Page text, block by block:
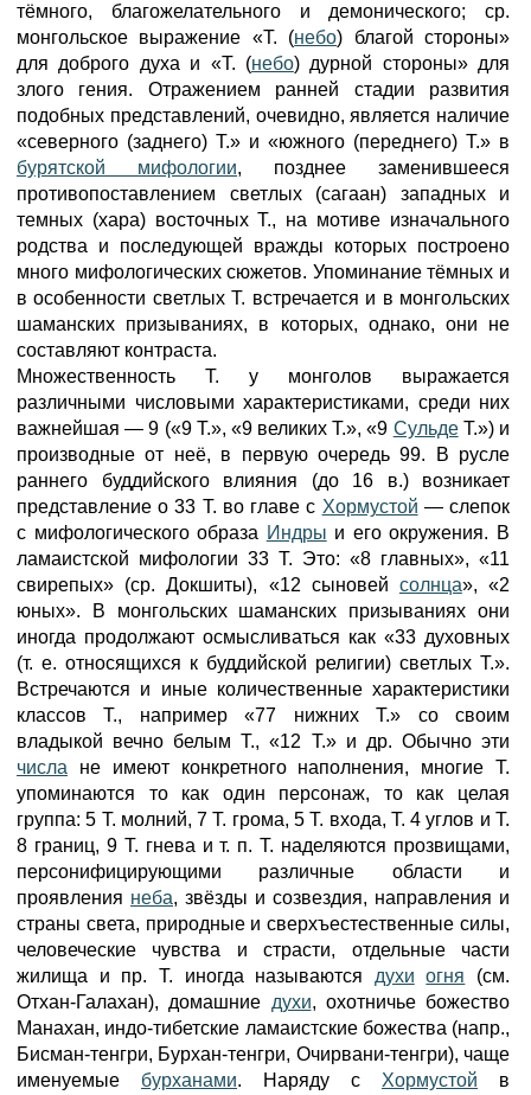
тёмного, благожелательного и демонического; ср.
монгольское выражение «Т. (небо) благой стороны»
для доброго духа и «Т. (небо) дурной стороны» для
злого гения. Отражением ранней стадии развития
подобных представлений, очевидно, является наличие
«северного (заднего) Т.» и «южного (переднего) Т.» в
бурятской мифологии, позднее заменившееся
противопоставлением светлых (сагаан) западных и
темных (хара) восточных Т., на мотиве изначального
родства и последующей вражды которых построено
много мифологических сюжетов. Упоминание тёмных и
в особенности светлых Т. встречается и в монгольских
шаманских призываниях, в которых, однако, они не
составляют контраста.
Множественность Т. у монголов выражается
различными числовыми характеристиками, среди них
важнейшая — 9 («9 Т.», «9 великих Т.», «9 СульдеТ.») и
производные от неё, в первую очередь 99. В русле
раннего буддийского влияния (до 16 в.) возникает
представление о 33 Т. во главе с Хормустой — слепок
с мифологического образа Индры и его окружения. В
ламаистской мифологии 33 Т. Это: «8 главных», «11
свирепых» (ср. Докшиты), «12 сыновей солнца», «2
юных». В монгольских шаманских призываниях они
иногда продолжают осмысливаться как «33 духовных
(т. е. относящихся к буддийской религии) светлых Т.».
Встречаются и иные количественные характеристики
классов Т., например «77 нижних Т.» со своим
владыкой вечно белым Т., «12 Т.» и др. Обычно эти
числа не имеют конкретного наполнения, многие Т.
упоминаются то как один персонаж, то как целая
группа: 5 Т. молний, 7 Т. грома, 5 Т. входа, Т. 4 углов и Т.
8 границ, 9 Т. гнева и т. п. Т. наделяются прозвищами,
персонифицирующими различные области и
проявления неба, звёзды и созвездия, направления и
страны света, природные и сверхъестественные силы,
человеческие чувства и страсти, отдельные части
жилища и пр. Т. иногда называются духи огня (см.
Отхан-Галахан), домашние духи, охотничье божество
Манахан, индо-тибетские ламаистские божества (напр.,
Бисман-тенгри, Бурхан-тенгри, Очирвани-тенгри), чаще
именуемые бурханами. Наряду с Хормустой в